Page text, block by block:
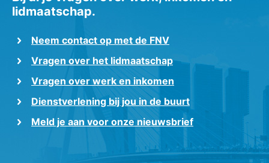
lidmaatschap.
Neem contact op met de FNV
Vragen over het lidmaatschap
Vragen over werk en inkomen
Dienstverlening bij jou in de buurt
Meld je aan voor onze nieuwsbrief